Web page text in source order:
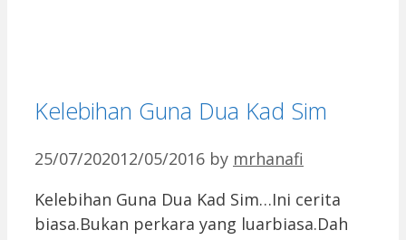
Kelebihan Guna Dua Kad Sim
25/07/202012/05/2016 by mrhanafi
Kelebihan Guna Dua Kad Sim…Ini cerita
biasa.Bukan perkara yang luarbiasa.Dah